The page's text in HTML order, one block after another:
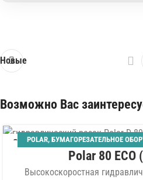
Новые
Возможно Вас
06 POLAR, БУМАГОРЕЗАТЕЛЬНОЕ
ШИРИНА
Polar 80 ECO
Высокоскоростная